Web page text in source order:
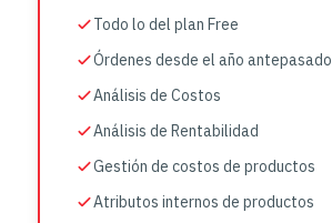
Todo lo del plan Free
Órdenes desde el año antepasado
Análisis de Costos
Análisis de Rentabilidad
Gestión de costos de productos
Atributos internos de productos